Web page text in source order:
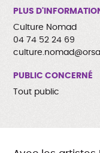
PLUS
Culture Nomad
04 74 52 24 69
PUBLIC CONCERNÉ
Tout public